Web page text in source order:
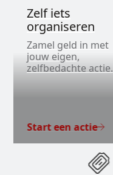
Zelf iets
organiseren
Zamel geld in met
jouw eigen,
zelfbedachte actie.
Start een actie